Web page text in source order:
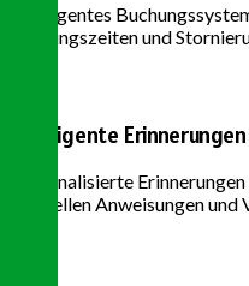
Intelligentes
Öffnungszeiten und
Intelligente Erinnerungen
Personalisierte
speziellen Anweisungen